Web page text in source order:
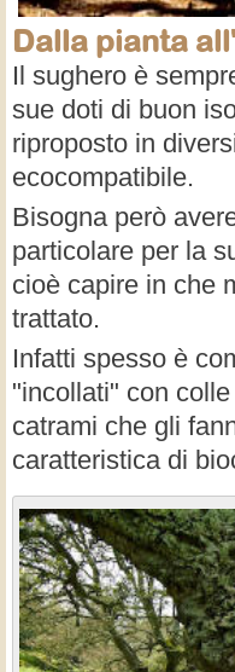
Dalla pianta
Il sughero è
sue doti di buon
riproposto in
ecocompatibile.
Bisogna però
particolare per la
cioè capire in che
trattato.
Infatti spesso è
"incollati" con
catrami che gli
caratteristica di